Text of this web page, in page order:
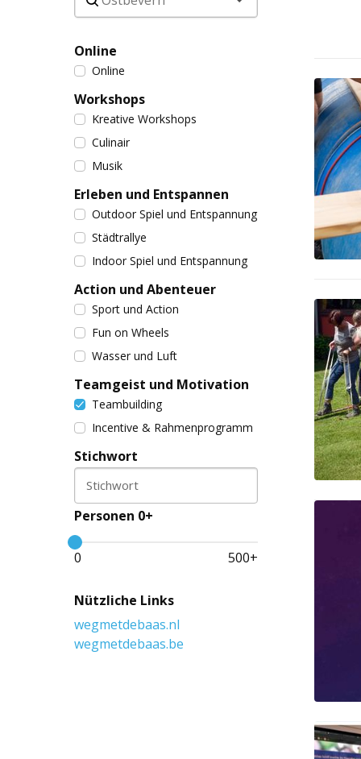
Online
Online
Workshops
Kreative Workshops
Culinair
Musik
Erleben und Entspannen
Outdoor Spiel und Entspannung
Städtrallye
Indoor Spiel und Entspannung
Action und Abenteuer
Sport und Action
Fun on Wheels
Wasser und Luft
Teamgeist und Motivation
Teambuilding
Incentive & Rahmenprogramm
Stichwort
Stichwort
Personen 0+
0 500+
Nützliche Links
wegmetdebaas.nl
wegmetdebaas.be